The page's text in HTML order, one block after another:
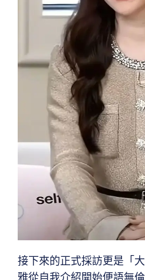
接下來的正式採訪更是「
雅從自我介紹開始便語無